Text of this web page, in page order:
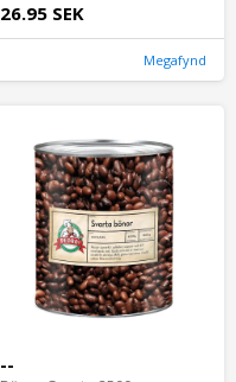
26.95 SEK
Megafynd
--